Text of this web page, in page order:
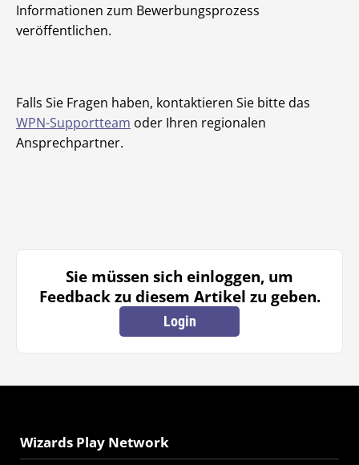
Informationen zum Bewerbungsprozess
veröffentlichen.
Falls Sie Fragen haben, kontaktieren Sie bitte das
WPN-Supportteam oder Ihren regionalen
Ansprechpartner.
Sie müssen sich einloggen, um
Feedback zu diesem Artikel zu geben.
Login
Wizards Play Network